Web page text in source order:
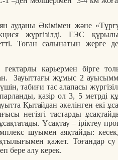
ауданы Әкімімен және
жүргізілді. ГЭС
Тоған салынатын жерге
карьермен бірге
Зауыттағы жұмыс 2
табиғи тас алапасы
қазір ол 3, 5 метрді
Қытайдан әкелінген екі
негізгі тастарды
Ұсақтау – іріктеу
шуымен аяқтайды:
қажет. Тоғандар
бере алу керек.